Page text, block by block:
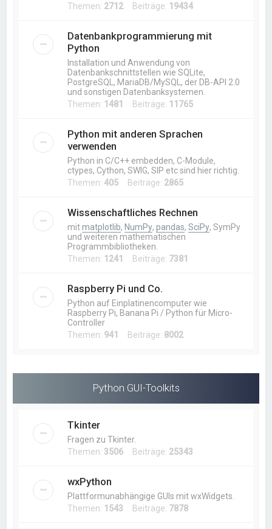
Themen: 2712Beiträge: 19434
Datenbankprogrammierung mit
Python
Installation und Anwendung von
Datenbankschnittstellen wie SQLite,
PostgreSQL, MariaDB/MySQL, der DB-API 2.0
und sonstigen Datenbanksystemen.
Themen: 1481 Beiträge: 11765
Python mit anderen Sprachen
verwenden
Python in C/C++ embedden, C-Module,
ctypes, Cython, SWIG, SIP etc sind hier richtig.
Themen:405 Beiträge: 2865
Wissenschaftliches Rechnen
mitmatplotlib, NumPy,pandas,SciPy, SymPy
und weiteren mathematischen
Programmbibliotheken.
Themen: 1241 Beiträge: 7381
Raspberry Pi und Co.
Python auf Einplatinencomputer wie
Raspberry Pi, Banana Pi / Python für Micro-
Controller
Themen: 941 Beiträge: 8002
Python GUI-Toolkits
Tkinter
Fragen zu Tkinter.
Themen: 3506 Beiträge: 25343
wxPython
Plattformunabhängige GUIs mit wxWidgets.
Themen: 1543 Beiträge: 7878